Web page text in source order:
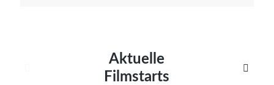
Aktuelle
Filmstarts
